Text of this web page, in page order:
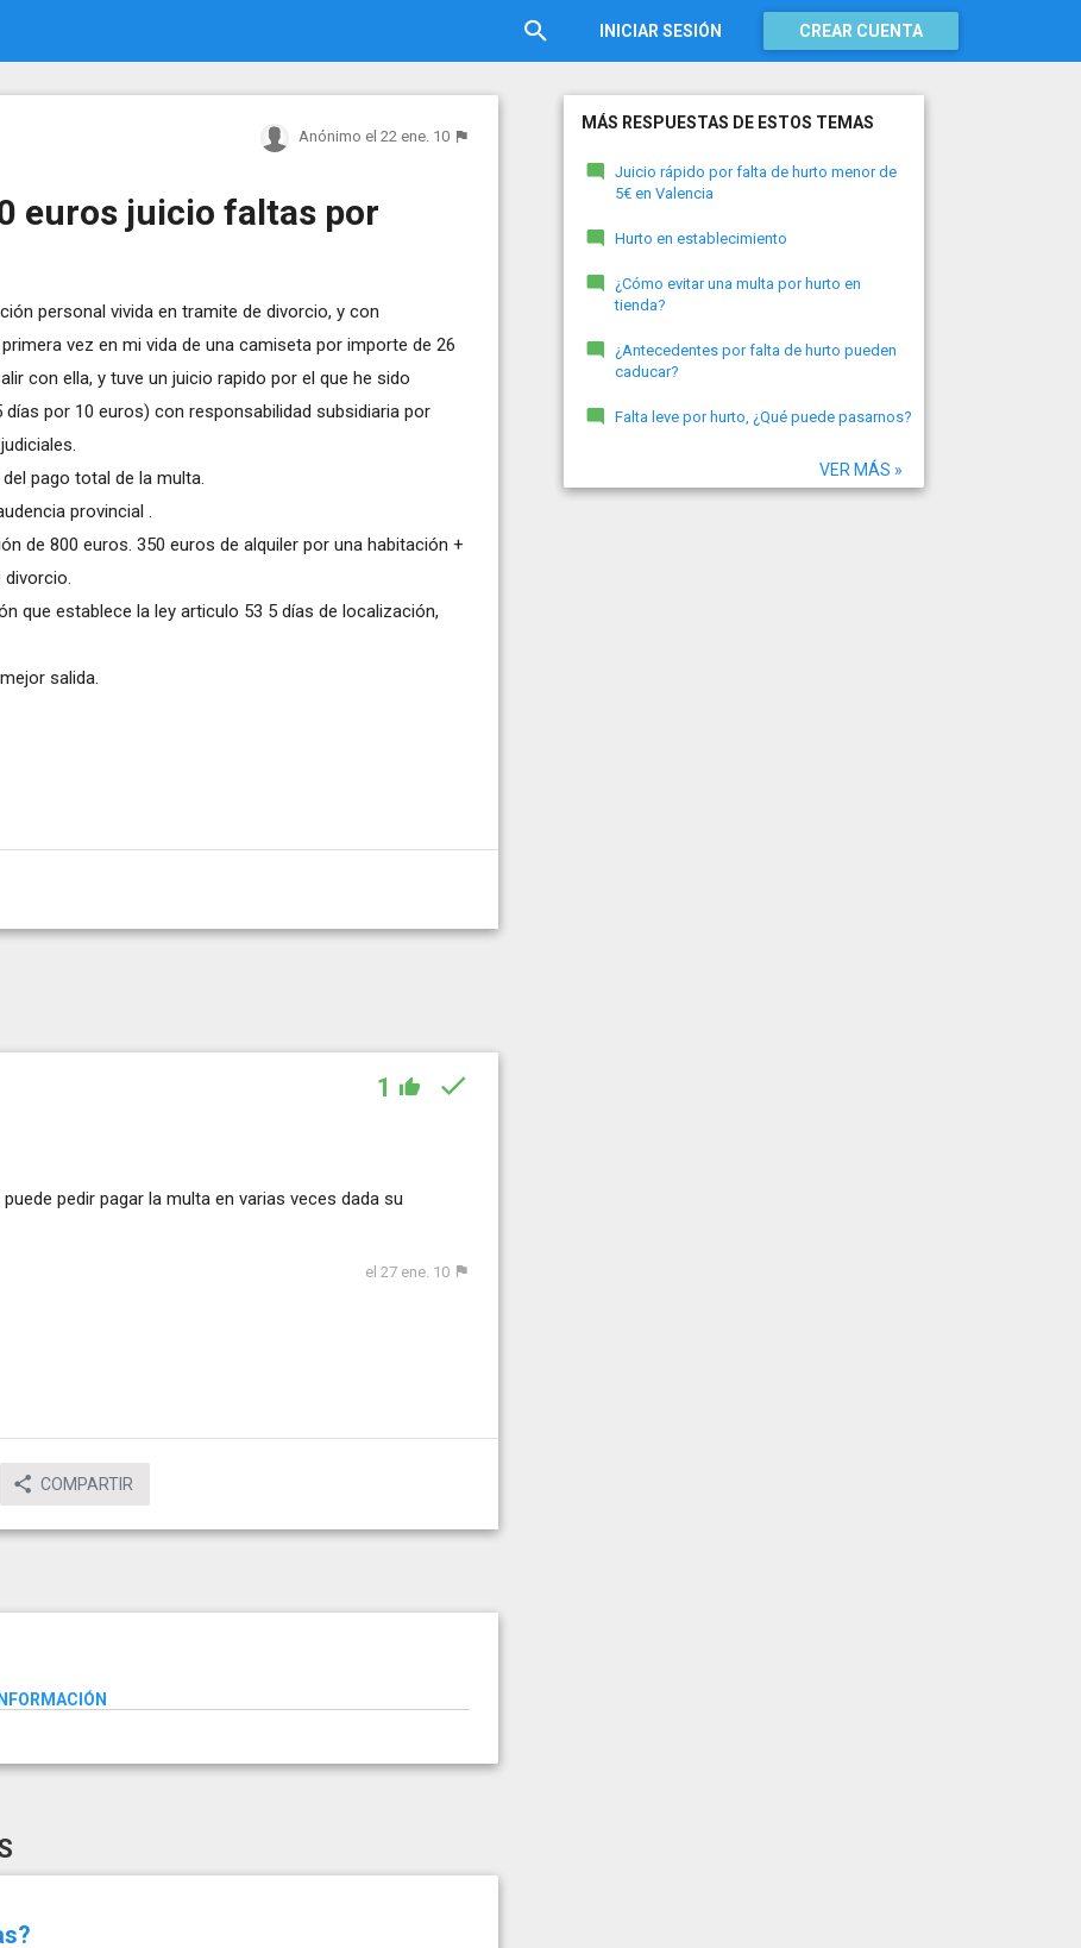
INICIAR SESIÓN CREAR CUENTA
Anónimo el 22 ene. 10
euros juicio faltas por
personal vivida en tramite de divorcio, y con
vez en mi vida de una camiseta por importe de 26
con ella, y tuve un juicio rapido por el que he sido
por 10 euros) con responsabilidad subsidiaria por
pago total de la multa.
provincial .
de 800 euros. 350 euros de alquiler por una habitación +
que establece la ley articulo 53 5 días de localización,
salida.
1
pedir pagar la multa en varias veces dada su
el 27 ene. 10
COMPARTIR
MÁS RESPUESTAS DE ESTOS TEMAS
Juicio rápido por falta de hurto menor de
5€ en Valencia
Hurto en establecimiento
¿Cómo evitar una multa por hurto en
tienda?
¿Antecedentes por falta de hurto pueden
caducar?
Falta leve por hurto, ¿Qué puede pasarnos?
VER MÁS »